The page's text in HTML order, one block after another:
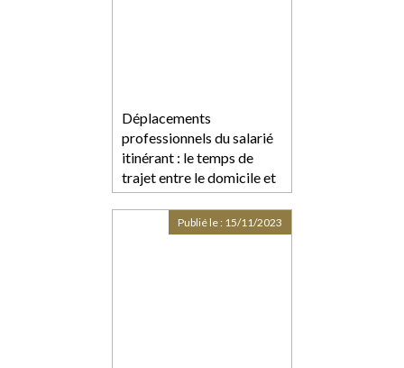
Déplacements
professionnels du salarié
itinérant : le temps de
trajet entre le domicile et
les sites des clients ne
constitue pas du temps de
travail effectif
Publié le : 15/11/2023